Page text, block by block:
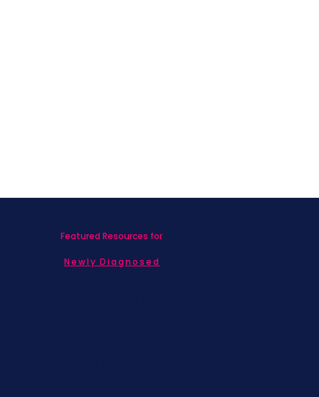
Featured Resources for
Newly Diagnosed